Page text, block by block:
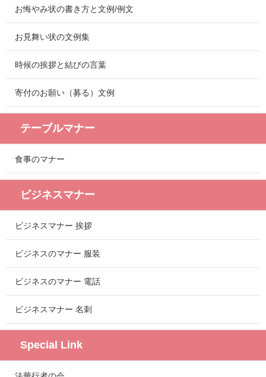
お悔やみ状の書き方と文例/例文
お見舞い状の文例集
時候の挨拶と結びの言葉
寄付のお願い（募る）文例
テーブルマナー
食事のマナー
ビジネスマナー
ビジネスマナー 挨拶
ビジネスのマナー 服装
ビジネスのマナー 電話
ビジネスマナー 名刺
Special Link